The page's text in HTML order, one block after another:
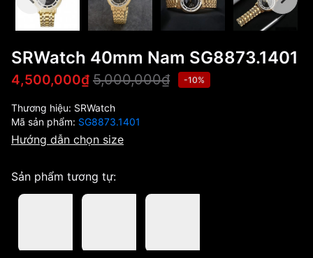
SRWatch 40mm Nam SG8873.1401
4,500,000₫ 5,000,000₫ -10%
Thương hiệu: SRWatch
Mã sản phẩm: SG8873.1401
Hướng dẫn chọn size
Sản phẩm tương tự: